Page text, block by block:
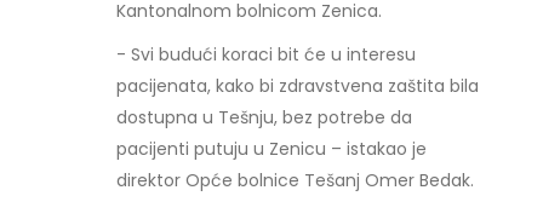
Kantonalnom bolnicom Zenica.
- Svi budući koraci bit će u interesu
pacijenata, kako bi zdravstvena zaštita bila
dostupna u Tešnju, bez potrebe da
pacijenti putuju u Zenicu – istakao je
direktor Opće bolnice Tešanj Omer Bedak.